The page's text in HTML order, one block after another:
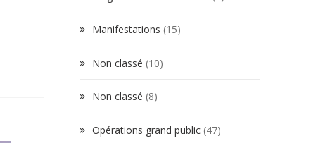
Manifestations (15)
Non classé (10)
Non classé (8)
Opérations grand public(47)